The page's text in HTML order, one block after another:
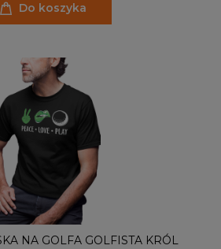
Do koszyka
NA GOLFA GOLFISTA KRÓL